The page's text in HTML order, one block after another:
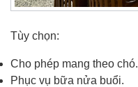
Tùy chọn:
Cho phép mang theo chó.
Phục vụ bữa nửa buổi.